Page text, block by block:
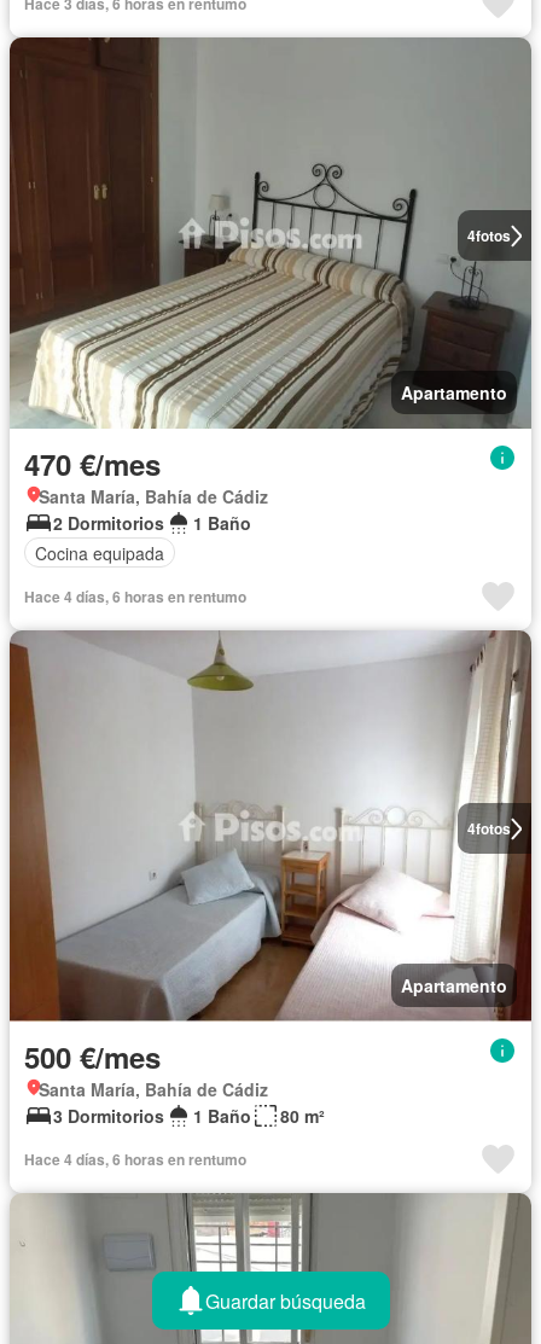
4fotos
Apartamento
470 €/mes
Santa María, Bahía de Cádiz
2 Dormitorios
1 Baño
Cocina equipada
Hace 4 días, 6 horas en rentumo
4fotos
Apartamento
500 €/mes
Santa María, Bahía de Cádiz
3 Dormitorios
1 Baño 80 m²
Hace 4 días, 6 horas en rentumo
Guardar búsqueda